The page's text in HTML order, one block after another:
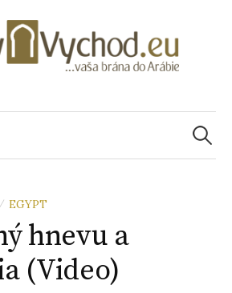
H
/ EGYPT
hnevu a
(Video)